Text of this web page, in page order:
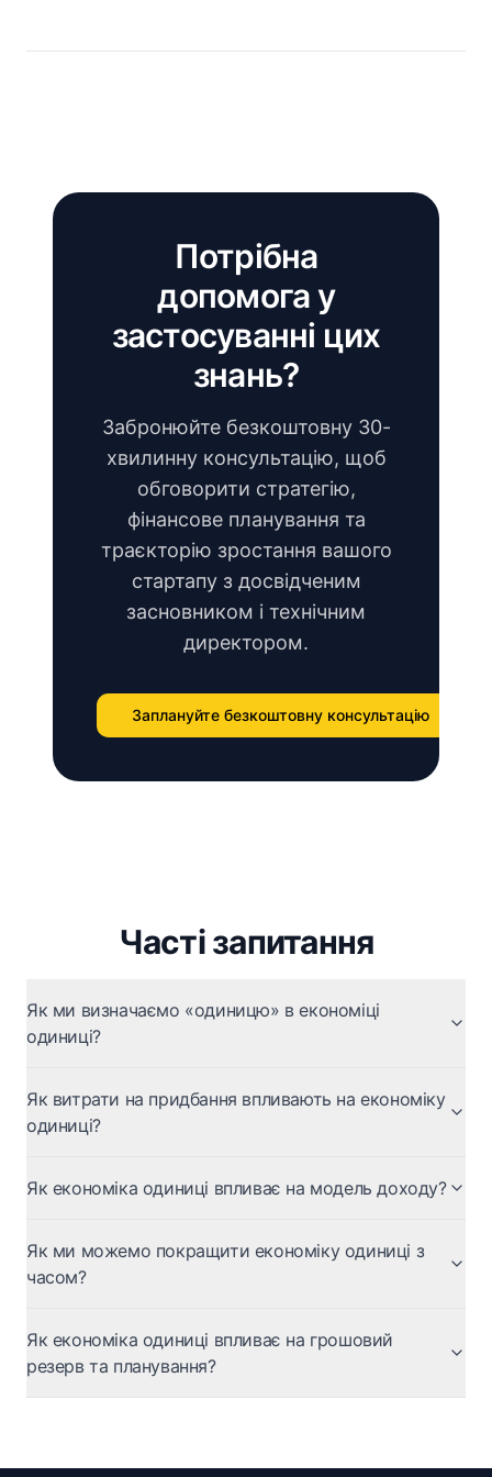
Потрібна
допомога у
застосуванні цих
знань?
Забронюйте безкоштовну 30-
хвилинну консультацію, щоб
обговорити стратегію,
фінансове планування та
траєкторію зростання вашого
стартапу з досвідченим
засновником і технічним
директором.
Заплануйте безкоштовну консультацію
Часті запитання
Як ми визначаємо «одиницю» в економіці
одиниці?
Як витрати на придбання впливають на економіку
одиниці?
Як економіка одиниці впливає на модель доходу?
Як ми можемо покращити економіку одиниці з
часом?
Як економіка одиниці впливає на грошовий
резерв та планування?